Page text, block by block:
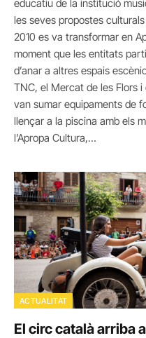
educatiu de la institució
les seves propostes
2010 es va transformar en
moment que les entitats
d’anar a altres espais
TNC, el Mercat de les Flors i
van sumar equipaments de
llençar a la piscina amb els
l’Apropa Cultura,…
ACTUALITAT
El circ català arriba